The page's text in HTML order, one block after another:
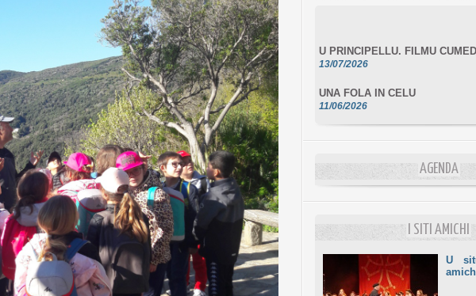
10/06/2026
10/06/2026 AGENDA
I SITI AMICHI
U